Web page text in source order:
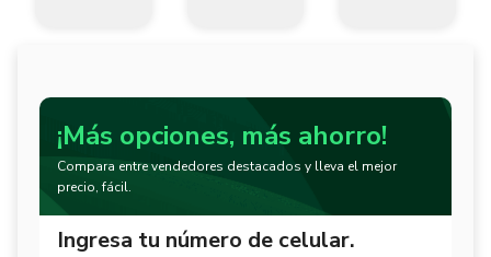
¡Más opciones, más ahorro!
Compara entre vendedores destacados y lleva el mejor
precio, fácil.
Ingresa tu número de celular.